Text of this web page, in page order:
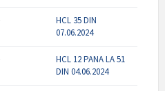
HCL 35 DIN
07.06.2024
HCL 12 PANA LA 51
DIN 04.06.2024